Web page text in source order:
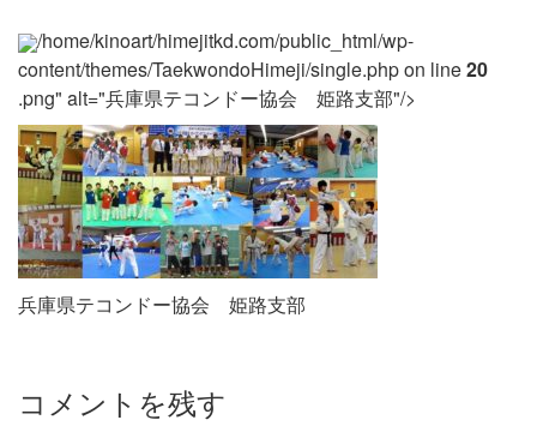
/home/kinoart/himejitkd.com/public_html/wp-
content/themes/TaekwondoHimeji/single.php on line20
.png" alt="兵庫県テコンドー協会 姫路支部"/>
兵庫県テコンドー協会 姫路支部
コメントを残す